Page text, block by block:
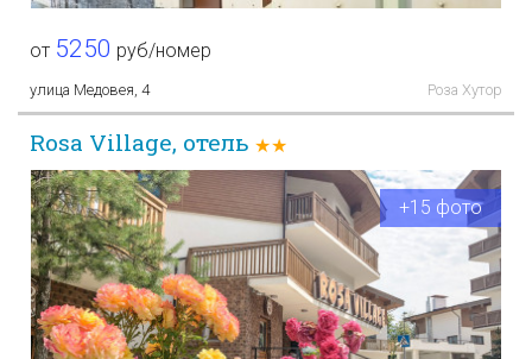
от 5250 руб/номер
улица Медовея, 4 Роза Хутор
Rosa Village, отель ★★
+15 фото